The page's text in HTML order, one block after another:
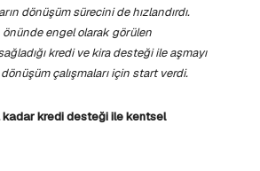
dönüşüm sürecini de hızlandırdı.
engel olarak görülen
kredi ve kira desteği ile aşmayı
çalışmaları için start verdi.
kredi desteği ile kentsel